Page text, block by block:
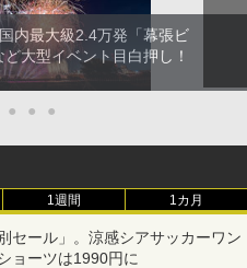
内最大級2.4万発「幕張ビ
大型イベント目白押し！
● ● ●
1週間 1カ月
セール」。涼感シアサッカーワン
ョーツは1990円に